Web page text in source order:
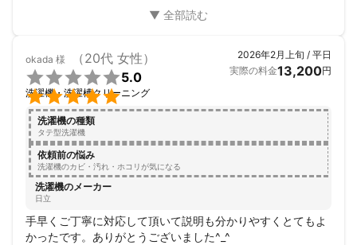
okada 様 （20代 女性）


5.0
洗濯機・洗濯槽クリーニング
2026年2月上旬 / 平日
実際の料金13,200円
洗濯機の種類
タテ型洗濯機
依頼前の悩み
洗濯機のカビ・汚れ・ホコリが気になる
洗濯機のメーカー
日立
手早くご丁寧に対応して頂いて説明も分かりやすくとてもよ
かったです。ありがとうございました^_^